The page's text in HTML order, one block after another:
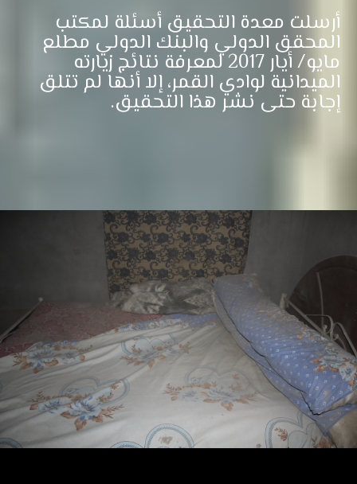
أرسلت معدة التحقيق أسئلة لمكتب
المحقق الدولي والبنك الدولي مطلع
مايو/ أيار 2017 لمعرفة نتائج زيارته
الميدانية لوادي القمر، إلا أنها لم تتلق
إجابة حتى نشر هذا التحقيق.